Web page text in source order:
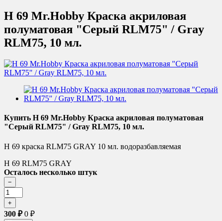
H 69 Mr.Hobby Краска акриловая
полуматовая "Серый RLM75" / Gray
RLM75, 10 мл.
Купить H 69 Mr.Hobby Краска акриловая полуматовая
"Серый RLM75" / Gray RLM75, 10 мл.
H 69 краска RLM75 GRAY 10 мл. водоразбавляемая
H 69 RLM75 GRAY
Осталось несколько штук
300 ₽0 ₽